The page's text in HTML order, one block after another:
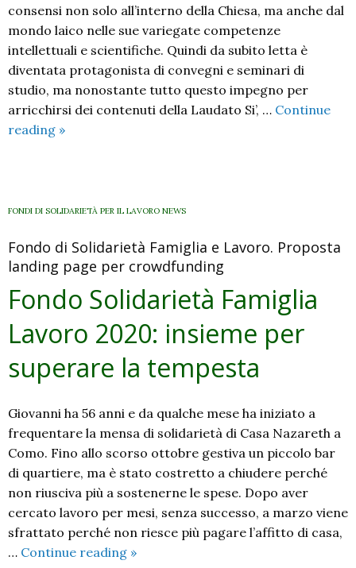
consensi non solo all’interno della Chiesa, ma anche dal
mondo laico nelle sue variegate competenze
intellettuali e scientifiche. Quindi da subito letta è
diventata protagonista di convegni e seminari di
studio, ma nonostante tutto questo impegno per
arricchirsi dei contenuti della Laudato Si’, … Continue
reading Laudato
a
campo
»
FONDI DI SOLIDARIETÀ PER IL LAVORO NEWS
Fondo di Solidarietà Famiglia e Lavoro. Proposta
landing page per crowdfunding
Fondo Solidarietà Famiglia
Lavoro 2020: insieme per
superare la tempesta
Giovanni ha 56 anni e da qualche mese ha iniziato a
frequentare la mensa di solidarietà di Casa Nazareth a
Como. Fino allo scorso ottobre gestiva un piccolo bar
di quartiere, ma è stato costretto a chiudere perché
non riusciva più a sostenerne le spese. Dopo aver
cercato lavoro per mesi, senza successo, a marzo viene
sfrattato perché non riesce più pagare l’affitto di casa,
… Continue reading Fondo
»